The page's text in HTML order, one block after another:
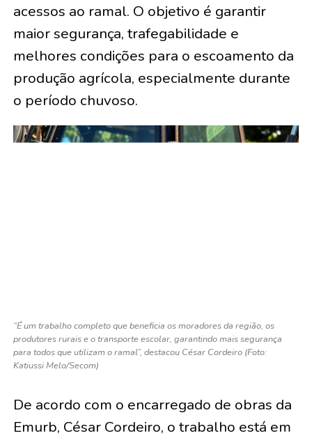
acessos ao ramal. O objetivo é garantir
maior segurança, trafegabilidade e
melhores condições para o escoamento da
produção agrícola, especialmente durante
o período chuvoso.
“É um trabalho completo que beneficia os moradores da região, os
produtores rurais e o transporte escolar, garantindo mais segurança
para todos que utilizam o ramal”, destacou César Cordeiro (Foto:
Katiussi Melo/Secom)
De acordo com o encarregado de obras da
Emurb, César Cordeiro, o trabalho está em